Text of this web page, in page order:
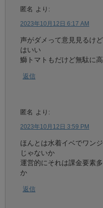
匿名 より:
2023年10月12日 6:17 AM
声がダメって意見見るけ
はいい
鰤トマトもだけど無駄に
返信
匿名 より:
2023年10月12日 3:59 PM
ほんとは水着イベでワン
じゃないか
運営的にそれは課金要素
か
返信